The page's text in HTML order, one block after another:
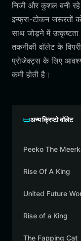
निजी और कुशल बनी
इन्फ्रा-टोकन जरूरतों
साथ जोड़ने में
तकनीकी वॉलेट के
प्रोजेक्ट्स के लिए
कमी होती है।
अन्य क्रिप्टो वॉलेट
Peeko The
Rise Of A King
United Future
Rise of a King
The Fapping Cat